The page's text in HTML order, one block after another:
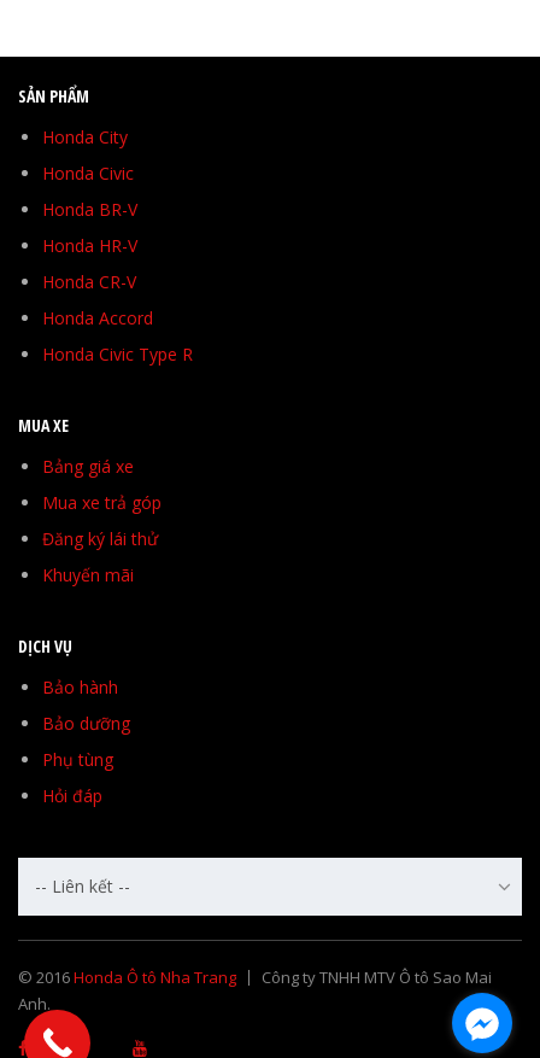
SẢN PHẨM
Honda City
Honda Civic
Honda BR-V
Honda HR-V
Honda CR-V
Honda Accord
Honda Civic Type R
MUA XE
Bảng giá xe
Mua xe trả góp
Đăng ký lái thử
Khuyến mãi
DỊCH VỤ
Bảo hành
Bảo dưỡng
Phụ tùng
Hỏi đáp
-- Liên kết --
© 2016Honda Ô tô Nha Trang
Công ty TNHH MTV Ô tô Sao Mai
Anh.